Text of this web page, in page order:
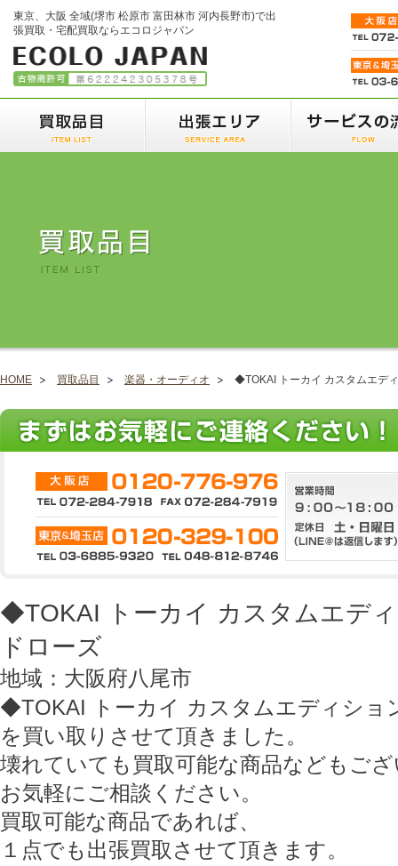
東京、大阪 全域(堺市 松原市 富田林市 河内長野市)で出
張買取・宅配買取ならエコロジャパン
HOME 買取品目 楽器・オーディオ ◆TOKAI トーカイ カスタムエデ
◆TOKAI トーカイ カスタムエデ
ドローズ
地域：大阪府八尾市
◆TOKAI トーカイ カスタムエディショ
を買い取りさせて頂きました。
壊れていても買取可能な商品などもご
お気軽にご相談ください。
買取可能な商品であれば、
１点でも出張買取させて頂きます。